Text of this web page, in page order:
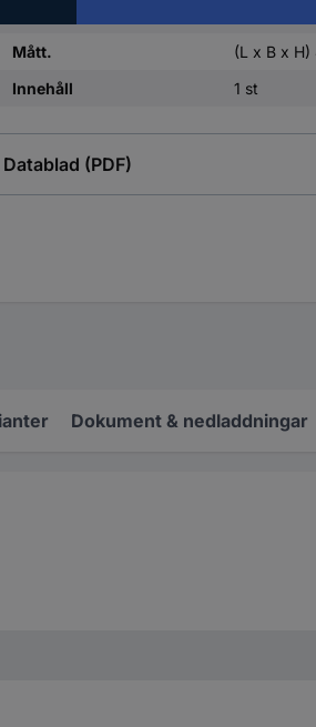
Mått.
(L x B x H)
Innehåll
1 st
Datablad (PDF)
Dokument & nedladdningar